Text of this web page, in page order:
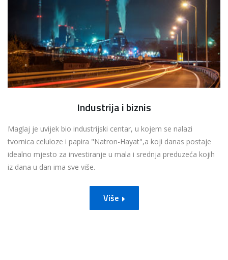
Industrija i biznis
Maglaj je uvijek bio industrijski centar, u kojem se nalazi
tvornica celuloze i papira "Natron-Hayat",a koji danas postaje
idealno mjesto za investiranje u mala i srednja preduzeća kojih
iz dana u dan ima sve više.
Više